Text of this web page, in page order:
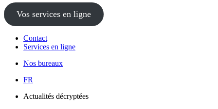
Vos services en ligne
Contact
Services en ligne
Nos bureaux
FR
Actualités décryptées